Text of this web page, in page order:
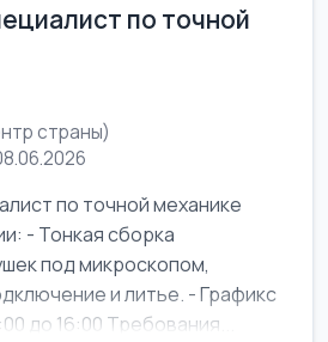
по точной
страны)
по точной механике
- Тонкая сборка
под микроскопом,
и литье. - Графикс
до 16:00 Требования...